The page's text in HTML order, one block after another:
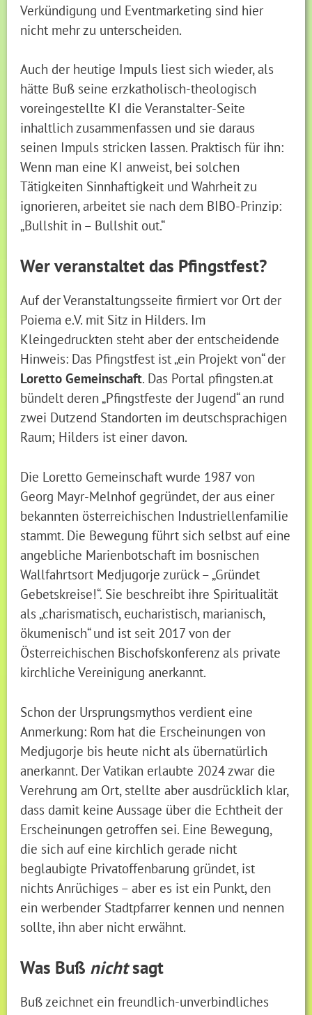
Verkündigung und Eventmarketing sind hier
nicht mehr zu unterscheiden.
Auch der heutige Impuls liest sich wieder, als
hätte Buß seine erzkatholisch-theologisch
voreingestellte KI die Veranstalter-Seite
inhaltlich zusammenfassen und sie daraus
seinen Impuls stricken lassen. Praktisch für ihn:
Wenn man eine KI anweist, bei solchen
Tätigkeiten Sinnhaftigkeit und Wahrheit zu
ignorieren, arbeitet sie nach dem BIBO-Prinzip:
„Bullshit in – Bullshit out.“
Wer veranstaltet das Pfingstfest?
Auf der Veranstaltungsseite firmiert vor Ort der
Poiema e.V. mit Sitz in Hilders. Im
Kleingedruckten steht aber der entscheidende
Hinweis: Das Pfingstfest ist „ein Projekt von“ der
Loretto Gemeinschaft. Das Portal pfingsten.at
bündelt deren „Pfingstfeste der Jugend“ an rund
zwei Dutzend Standorten im deutschsprachigen
Raum; Hilders ist einer davon.
Die Loretto Gemeinschaft wurde 1987 von
Georg Mayr-Melnhof gegründet, der aus einer
bekannten österreichischen Industriellenfamilie
stammt. Die Bewegung führt sich selbst auf eine
angebliche Marienbotschaft im bosnischen
Wallfahrtsort Medjugorje zurück – „Gründet
Gebetskreise!“. Sie beschreibt ihre Spiritualität
als „charismatisch, eucharistisch, marianisch,
ökumenisch“ und ist seit 2017 von der
Österreichischen Bischofskonferenz als private
kirchliche Vereinigung anerkannt.
Schon der Ursprungsmythos verdient eine
Anmerkung: Rom hat die Erscheinungen von
Medjugorje bis heute nicht als übernatürlich
anerkannt. Der Vatikan erlaubte 2024 zwar die
Verehrung am Ort, stellte aber ausdrücklich klar,
dass damit keine Aussage über die Echtheit der
Erscheinungen getroffen sei. Eine Bewegung,
die sich auf eine kirchlich gerade nicht
beglaubigte Privatoffenbarung gründet, ist
nichts Anrüchiges – aber es ist ein Punkt, den
ein werbender Stadtpfarrer kennen und nennen
sollte, ihn aber nicht erwähnt.
Was Buß nichtsagt
Buß zeichnet ein freundlich-unverbindliches